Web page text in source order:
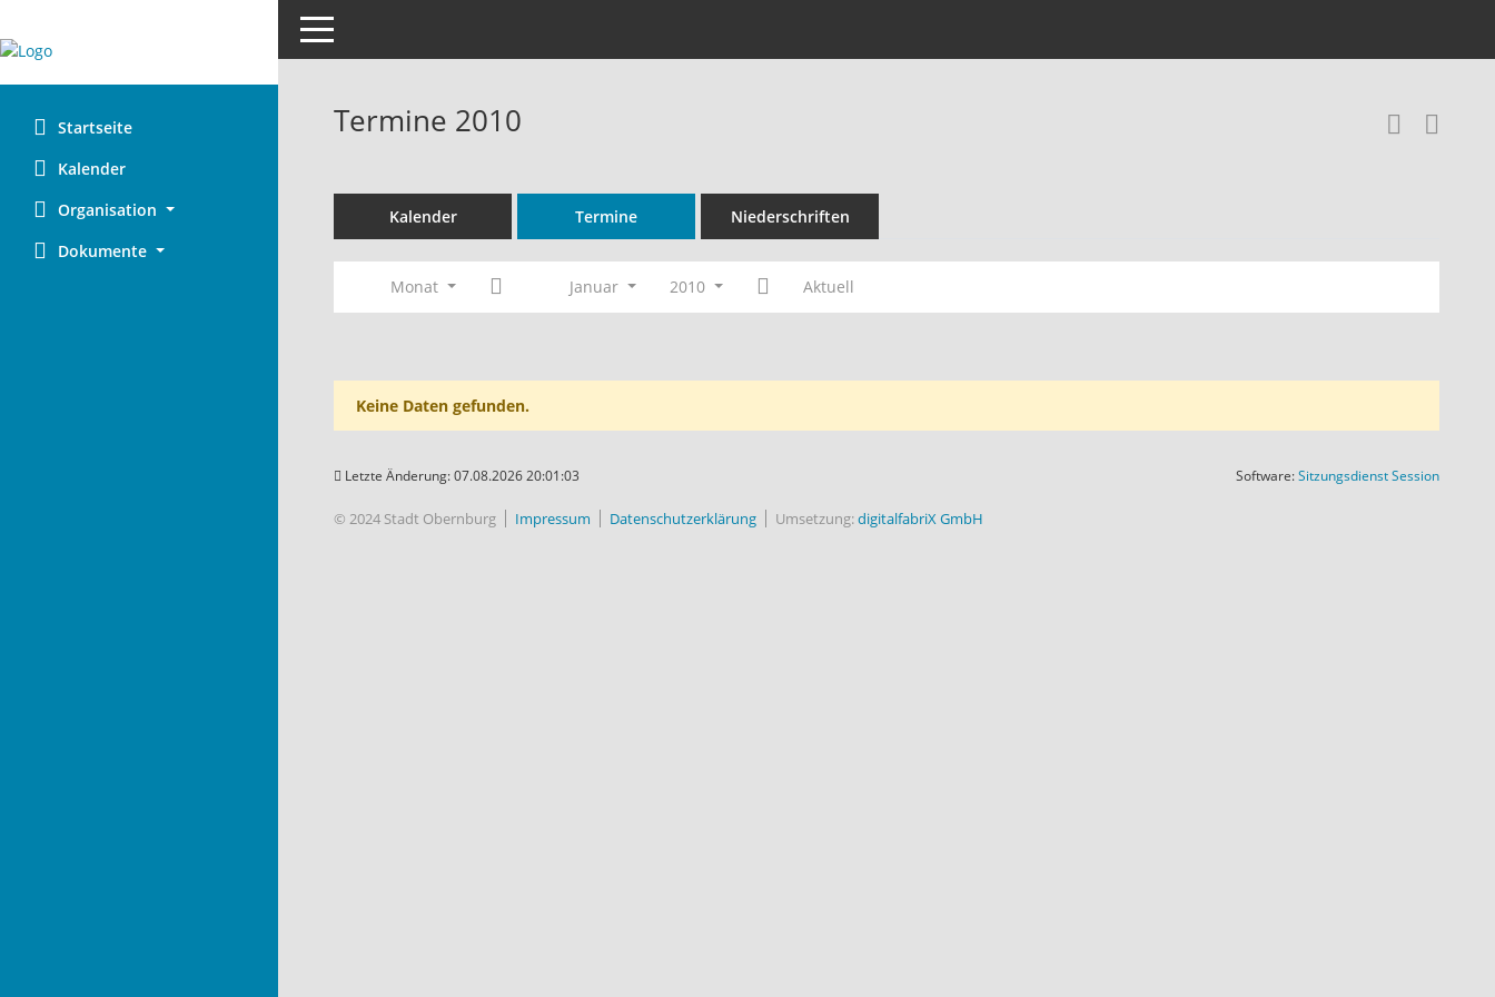
Startseite
Kalender
Organisation
Dokumente
Toggle navigation
Termine 2010
Kalender Termine Niederschriften
Monat Januar 2010 Aktuell
Keine Daten gefunden.
Letzte Änderung: 07.08.2026 20:01:03 Software:SitzungsdienstSession(Wird in
© 2024 Stadt Obernburg Impressum Datenschutzerklärung Umsetzung:digitalfabriX GmbH